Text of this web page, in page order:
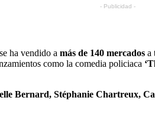
- Publicidad -
ha vendido a más de 140 mercados a
como la comedia policiaca
Bernard, Stéphanie Chartreux,